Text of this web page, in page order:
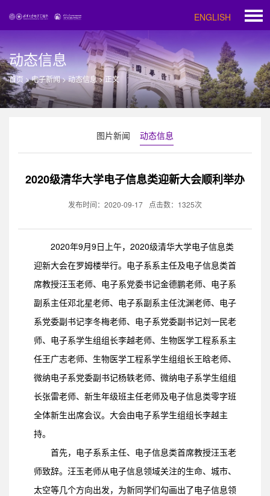
ENGLISH
动态信息
首页 >电子新闻>动态信息>正文
图片新闻 动态信息
2020级清华大学电子信息类迎新大会顺利举办
发布时间：2020-09-17 点击数： 1325次
2020年9月9日上午，2020级清华大学电子信息类
迎新大会在罗姆楼举行。电子系系主任及电子信息类首
席教授汪玉老师、电子系党委书记金德鹏老师、电子系
副系主任邓北星老师、电子系副系主任沈渊老师、电子
系党委副书记李冬梅老师、电子系党委副书记刘一民老
师、电子系学生组组长李越老师、生物医学工程系系主
任王广志老师、生物医学工程系学生组组长王晗老师、
微纳电子系党委副书记杨轶老师、微纳电子系学生组组
长张雷老师、新生年级班主任老师及电子信息类零字班
全体新生出席会议。大会由电子系学生组组长李越主
持。
首先，电子系系主任、电子信息类首席教授汪玉老
师致辞。汪玉老师从电子信息领域关注的生命、城市、
太空等几个方向出发，为新同学们勾画出了电子信息领